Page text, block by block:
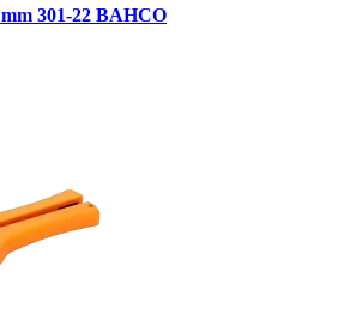
301-22 BAHCO